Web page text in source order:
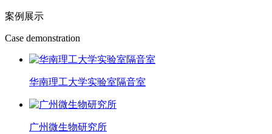
案例展示
Case demonstration
华南理工大学实验室隔音室
广州微生物研究所